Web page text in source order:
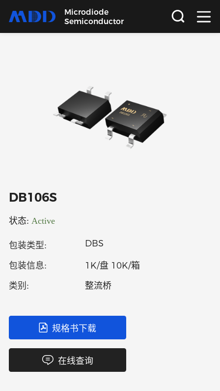
Microdiode
Semiconductor
关于
语言
DB106S
状态: Active
包装类型: DBS
包装信息: 1K/盘 10K/箱
类别: 整流桥
规格书下载
在线查询